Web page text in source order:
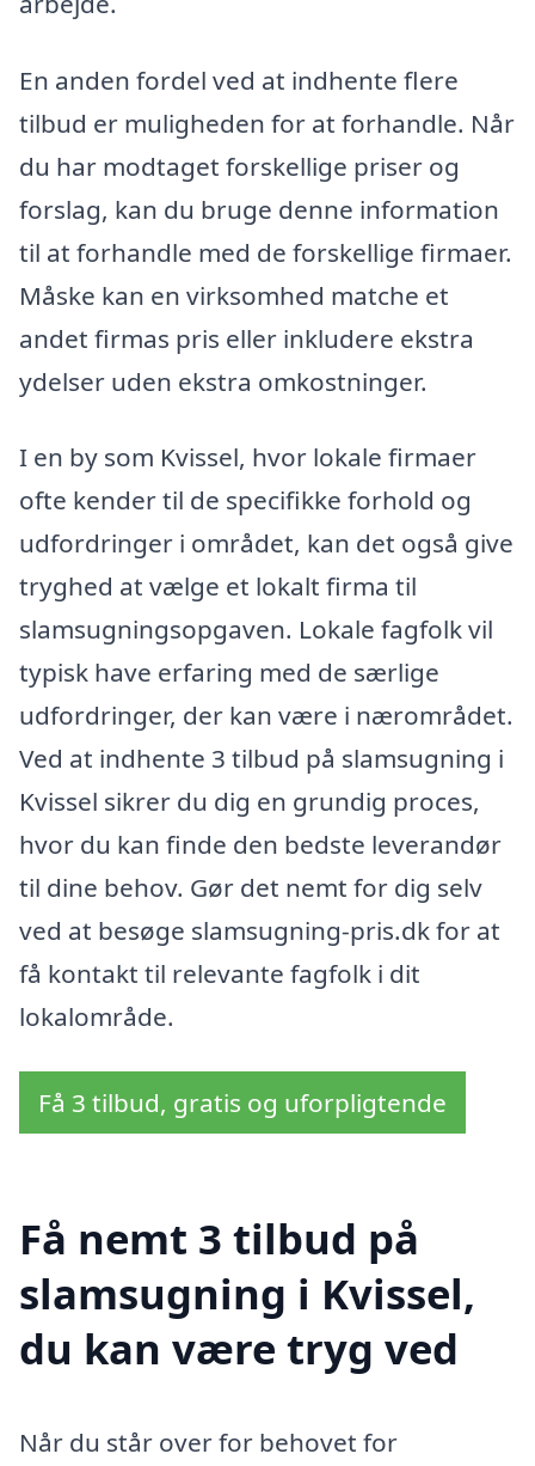
En anden fordel ved at indhente flere
tilbud er muligheden for at forhandle. Når
du har modtaget forskellige priser og
forslag, kan du bruge denne information
til at forhandle med de forskellige firmaer.
Måske kan en virksomhed matche et
andet firmas pris eller inkludere ekstra
ydelser uden ekstra omkostninger.
I en by som Kvissel, hvor lokale firmaer
ofte kender til de specifikke forhold og
udfordringer i området, kan det også give
tryghed at vælge et lokalt firma til
slamsugningsopgaven. Lokale fagfolk vil
typisk have erfaring med de særlige
udfordringer, der kan være i nærområdet.
Ved at indhente 3 tilbud på slamsugning i
Kvissel sikrer du dig en grundig proces,
hvor du kan finde den bedste leverandør
til dine behov. Gør det nemt for dig selv
ved at besøge slamsugning-pris.dk for at
få kontakt til relevante fagfolk i dit
lokalområde.
Få 3 tilbud, gratis og uforpligtende
Få nemt 3 tilbud på
slamsugning i Kvissel,
du kan være tryg ved
Når du står over for behovet for